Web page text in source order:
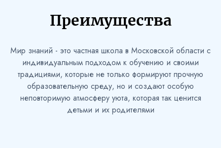
Преимущества
Мир знаний - это частная школа в Московской области с
индивидуальным подходом к обучению и своими
традициями, которые не только формируют прочную
образовательную среду, но и создают особую
неповторимую атмосферу уюта, которая так ценится
детьми и их родителями